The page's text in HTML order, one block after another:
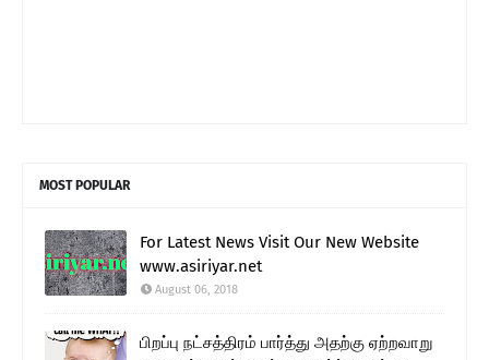
MOST POPULAR
For Latest News Visit Our New Website
www.asiriyar.net
August 06, 2018
பிறப்பு நட்சத்திரம் பார்த்து அதற்கு ஏற்றவாறு